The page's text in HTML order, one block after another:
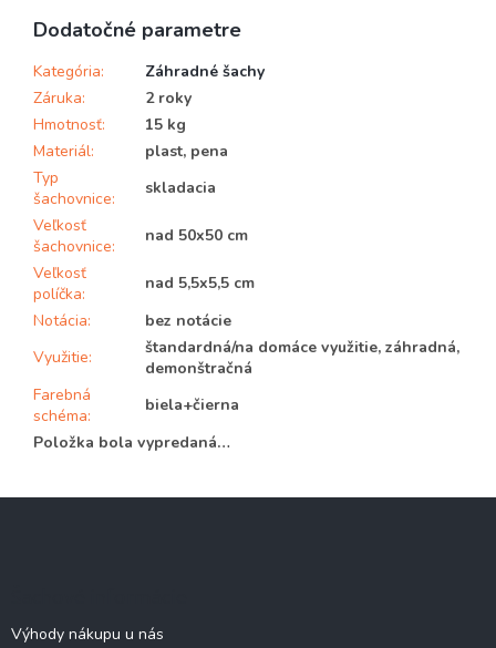
Dodatočné parametre
Kategória:
Záhradné šachy
Záruka:
2 roky
Hmotnosť:
15 kg
Materiál:
plast, pena
Typ
šachovnice:
skladacia
Veľkosť
šachovnice:
nad 50x50 cm
Veľkosť
políčka:
nad 5,5x5,5 cm
Notácia:
bez notácie
Využitie:
štandardná/na domáce využitie, záhradná,
demonštračná
Farebná
schéma:
biela+čierna
Položka bola vypredaná…
Výhody nákupu u nás